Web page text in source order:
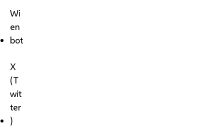
Wi
en
bot
X
(T
wit
ter
)